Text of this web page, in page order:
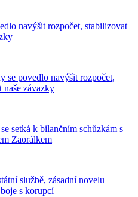
navýšit rozpočet, stabilizovat
se povedlo navýšit rozpočet,
závazky
setká k bilančním schůzkám s
Zaorálkem
službě, zásadní novelu
s korupcí